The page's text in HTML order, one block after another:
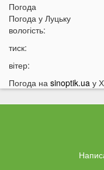
13:51
у чому причина
13:01
Соборності
стало відомо,
В українців
зробили
Погода
Погода у Луцьку
вологість:
тиск:
вітер:
Погода на sinoptik.ua у